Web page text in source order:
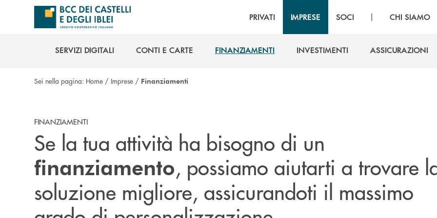
Salta al contenuto principale
PRIVATI IMPRESE SOCI | CHI SIAMO
SERVIZI DIGITALI
CONTI E CARTE
FINANZIAMENTI
INVESTIMENTI
ASSICURAZIONI
Sei nella pagina: Home / Imprese / Finanziamenti
FINANZIAMENTI
Se la tua attività ha bisogno di un
finanziamento, possiamo aiutarti a trovare
soluzione migliore, assicurandoti il massimo